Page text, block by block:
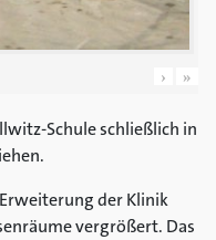
› »
Schule schließlich in
der Klinik
vergrößert. Das